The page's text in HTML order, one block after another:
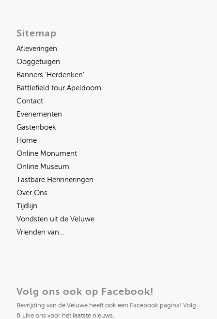
Sitemap
Afleveringen
Ooggetuigen
Banners ‘Herdenken’
Battlefield tour Apeldoorn
Contact
Evenementen
Gastenboek
Home
Online Monument
Online Museum
Tastbare Herinneringen
Over Ons
Tijdlijn
Vondsten uit de Veluwe
Vrienden van…
Volg ons ook op Facebook!
Bevrijding van de Veluwe heeft ook een Facebook pagina! Volg
& Like ons voor het laatste nieuws.